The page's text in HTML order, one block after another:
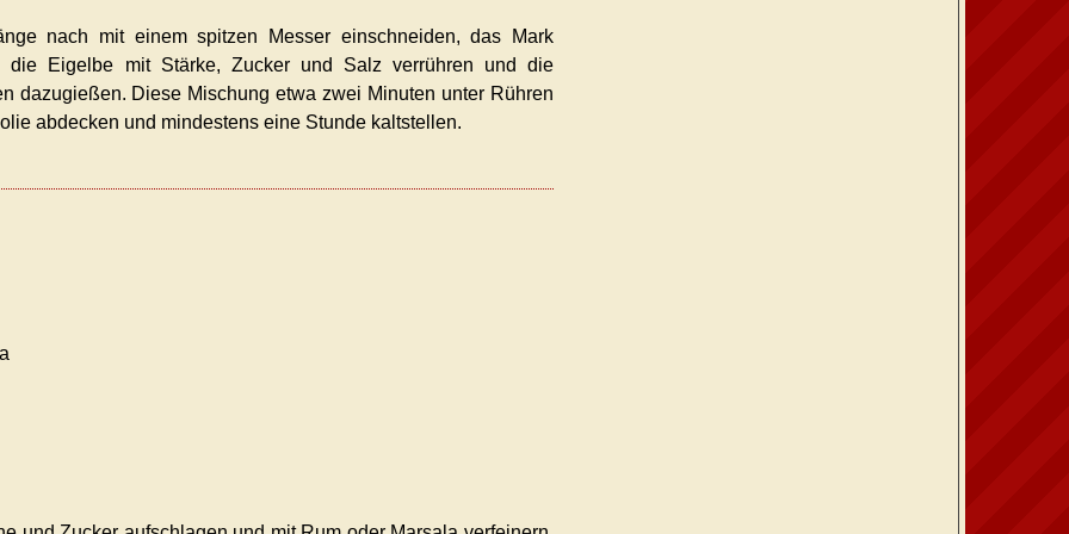
nach mit einem spitzen Messer einschneiden, das Mark
die Eigelbe mit Stärke, Zucker und Salz verrühren und die
dazugießen. Diese Mischung etwa zwei Minuten unter Rühren
abdecken und mindestens eine Stunde kaltstellen.